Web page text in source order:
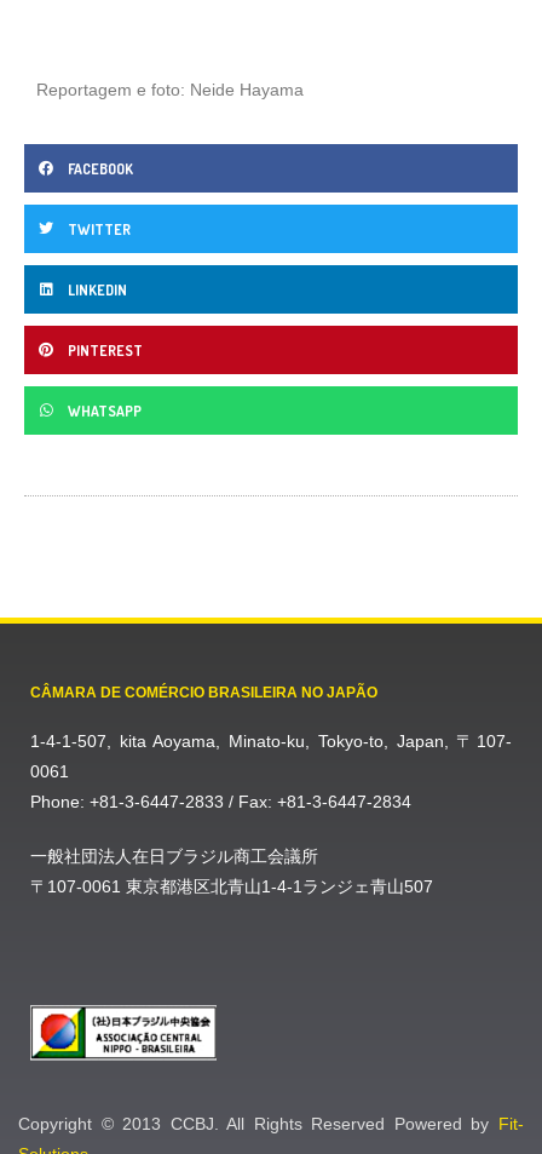
Reportagem e foto: Neide Hayama
FACEBOOK
TWITTER
LINKEDIN
PINTEREST
WHATSAPP
CÂMARA DE COMÉRCIO BRASILEIRA NO JAPÃO
1-4-1-507, kita Aoyama, Minato-ku, Tokyo-to, Japan, 〒107-
0061
Phone: +81-3-6447-2833 / Fax: +81-3-6447-2834
一般社団法人在日ブラジル商工会議所
〒107-0061 東京都港区北青山1-4-1ランジェ青山507
Copyright © 2013 CCBJ. All Rights Reserved Powered by Fit-